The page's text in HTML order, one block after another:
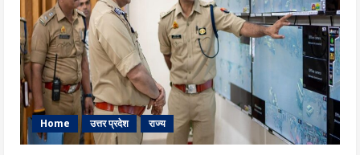
Home उत्तर प्रदेश राज्य